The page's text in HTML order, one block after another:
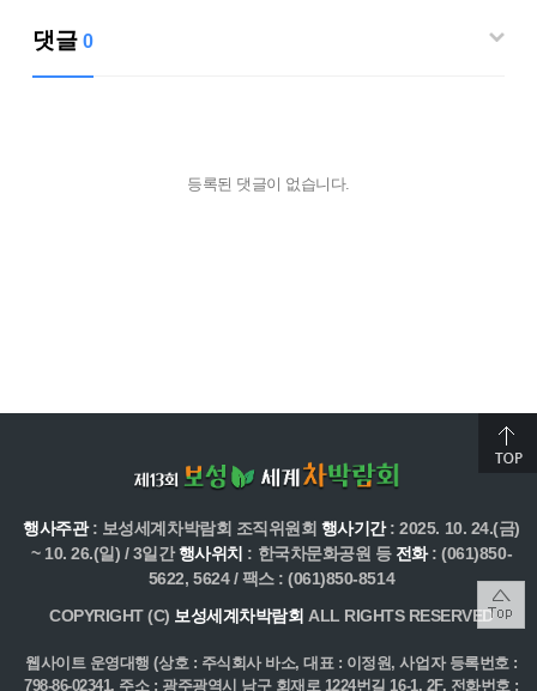
댓글0
등록된 댓글이 없습니다.
행사주관: 보성세계차박람회 조직위원회 행사기간: 2025. 10. 24.(금)
~ 10. 26.(일) / 3일간 행사위치 : 한국차문화공원 등 전화: (061)850-
5622, 5624 / 팩스 : (061)850-8514
COPYRIGHT (C) 보성세계차박람회 ALL RIGHTS RESERVED
웹사이트 운영대행 (상호 : 주식회사 바소, 대표 : 이정원, 사업자 등록번호 :
798-86-02341, 주소 : 광주광역시 남구 회재로 1224번길 16-1, 2F, 전화번호 :